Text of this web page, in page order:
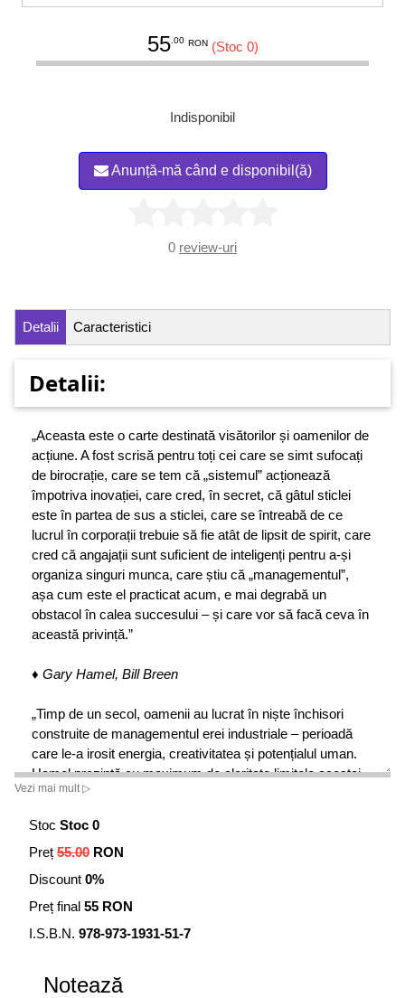
55.00 RON (Stoc 0)
Indisponibil
Anunță-mă când e disponibil(ă)
0 review-uri
Detalii Caracteristici
Detalii:
„Aceasta este o carte destinată visătorilor și oamenilor de
acțiune. A fost scrisă pentru toți cei care se simt sufocați
de birocrație, care se tem că „sistemul” acționează
împotriva inovației, care cred, în secret, că gâtul sticlei
este în partea de sus a sticlei, care se întreabă de ce
lucrul în corporații trebuie să fie atât de lipsit de spirit, care
cred că angajații sunt suficient de inteligenți pentru a-și
organiza singuri munca, care știu că „managementul”,
așa cum este el practicat acum, e mai degrabă un
obstacol în calea succesului – și care vor să facă ceva în
această privință.”
♦ Gary Hamel, Bill Breen
„Timp de un secol, oamenii au lucrat în niște închisori
construite de managementul erei industriale – perioadă
care le-a irosit energia, creativitatea și potențialul uman.
Hamel prezintă cu maximum de claritate limitele acestei
epoci. Mai mult, el propune o viziune înălțătoare și
doar mai umană, dar are și potențialul de a scoate tot ce e
mai bun în noi.”
Rotman School of Management, autor al cărții
The Rise of the Creative Class
implementarea unei schimbări fundamentale și constituie
Vezi mai mult ▷
Stoc Stoc 0
Preț 55.00 RON
Discount 0%
Preț final 55 RON
I.S.B.N. 978-973-1931-51-7
Notează